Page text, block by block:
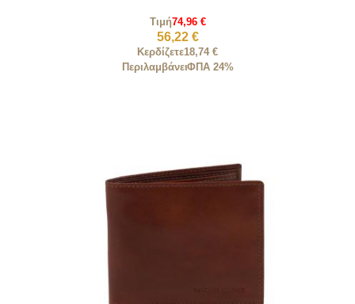
Τιμή74,96 €
56,22 €
Κερδίζετε18,74 €
ΠεριλαμβάνειΦΠΑ 24%